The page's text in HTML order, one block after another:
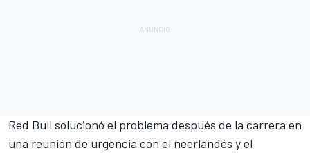
Red Bull solucionó el problema después de la carrera en
una reunión de urgencia con el neerlandés y el